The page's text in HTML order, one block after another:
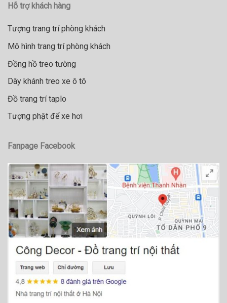
Hỗ trợ khách hàng
Tượng trang trí phòng khách
Mô hình trang trí phòng khách
Đồng hồ treo tường
Dây khánh treo xe ô tô
Đồ trang trí taplo
Tượng phật để xe hơi
Fanpage Facebook